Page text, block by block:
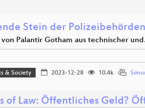
Stein der Polizeibehörden
von Palantir Gotham aus technischer
& Society 2023-12-28 10.4k
of Law: Öffentliches Geld?